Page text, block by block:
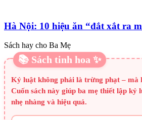
Hà Nội: 10 hiệu ăn “đắt xắt ra
Sách hay cho Ba Mẹ
📚 Sách tinh hoa ✨
Kỷ luật không phải là trừng phạt – mà
Cuốn sách này giúp ba mẹ thiết lập kỷ
nhẹ nhàng và hiệu quả.